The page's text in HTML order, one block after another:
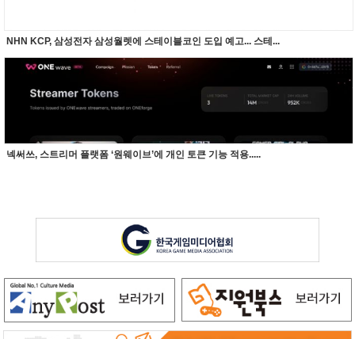
NHN KCP, 삼성전자 삼성월렛에 스테이블코인 도입 예고... 스테...
넥써쓰, 스트리머 플랫폼 ‘원웨이브’에 개인 토큰 기능 적용.....